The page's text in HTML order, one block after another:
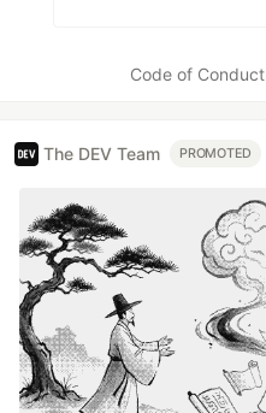
Code of Conduct
The DEV Team PROMOTED